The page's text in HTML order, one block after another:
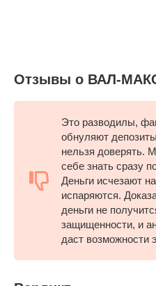
Отзывы о ВАЛ-
Это разводилы,
обнуляют
нельзя доверять.
себе знать сразу
Деньги исчезают
испаряются.
деньги не
защищенности, и
даст возможности